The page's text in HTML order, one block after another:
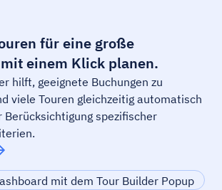
für eine große
einem Klick planen.
hilft, geeignete Buchungen zu
viele Touren gleichzeitig automatisch
Berücksichtigung spezifischer